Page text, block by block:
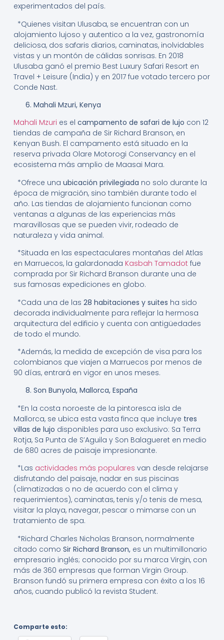
experimentados del país.
*Quienes visitan Ulusaba, se encuentran con un
alojamiento lujoso y autentico a la vez, gastronomía
deliciosa, dos safaris diarios, caminatas, inolvidables
vistas y un montón de cálidas sonrisas. En 2018
Ulusaba ganó el premio Best Luxury Safari Resort en
Travel + Leisure (India) y en 2017 fue votado tercero por
Conde Nast.
6. Mahali Mzuri, Kenya
Mahali Mzuri es el campamento de safari de lujo con 12
tiendas de campaña de Sir Richard Branson, en
Kenyan Bush. El campamento está situado en la
reserva privada Olare Motorogi Conservancy en el
ecosistema más amplio de Maasai Mara.
*Ofrece una ubicación privilegiada no solo durante la
época de migración, sino también durante todo el
año. Las tiendas de alojamiento funcionan como
ventanas a algunas de las experiencias más
maravillosas que se pueden vivir, rodeado de
naturaleza y vida animal.
*Situada en las espectaculares montañas del Atlas
en Marruecos, la galardonada Kasbah Tamadot fue
comprada por Sir Richard Branson durante una de
sus famosas expediciones en globo.
*Cada una de las 28 habitaciones y suites ha sido
decorada individualmente para reflejar la hermosa
arquitectura del edificio y cuenta con antigüedades
de todo el mundo.
*Además, la medida de excepción de visa para los
colombianos que viajen a Marruecos por menos de
90 días, entrará en vigor en unos meses.
8. Son Bunyola, Mallorca, España
*En la costa noroeste de la pintoresca isla de
Mallorca, se ubica esta vasta finca que incluye tres
villas de lujo disponibles para uso exclusivo: Sa Terra
Rotja, Sa Punta de S’Aguila y Son Balagueret en medio
de 680 acres de paisaje impresionante.
*Las actividades más populares van desde relajarse
disfrutando del paisaje, nadar en sus piscinas
(climatizadas o no de acuerdo con el clima y
requerimientos), caminatas, tenis y/o tenis de mesa,
visitar la playa, navegar, pescar o mimarse con un
tratamiento de spa.
*Richard Charles Nicholas Branson, normalmente
citado como Sir Richard Branson,es un multimillonario
empresario inglés; conocido por su marca Virgin, con
más de 360 empresas que forman Virgin Group.
Branson fundó su primera empresa con éxito a los 16
años, cuando publicó la revista Student.
Comparte esto: